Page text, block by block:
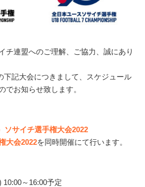
チ連盟へのご理解、ご協力、誠にあり
下記大会につきまして、スケジュール
でお知らせ致します。
ソサイチ選手権大会2022
大会2022を同時開催にて行います。
10:00～16:00予定